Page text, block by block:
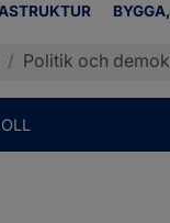
/ Politik och